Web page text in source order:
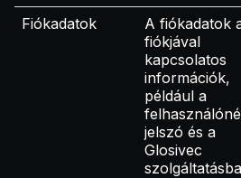
Fiókadatok
A fiókadatok
fiókjával
kapcsolatos
információk,
például a
jelszó és a
Glosivec